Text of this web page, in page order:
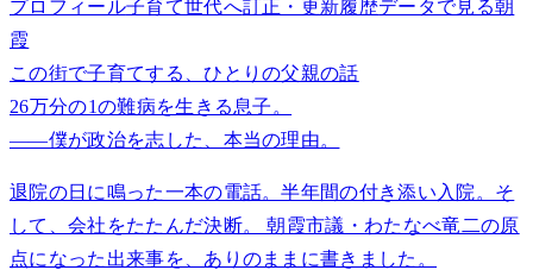
プロフィール子育て世代へ訂正・更新履歴データで見る朝
霞
この街で子育てする、ひとりの父親の話
26万分の1の難病を生きる息子。
——僕が政治を志した、本当の理由。
退院の日に鳴った一本の電話。半年間の付き添い入院。そ
して、会社をたたんだ決断。 朝霞市議・わたなべ竜二の原
点になった出来事を、ありのままに書きました。